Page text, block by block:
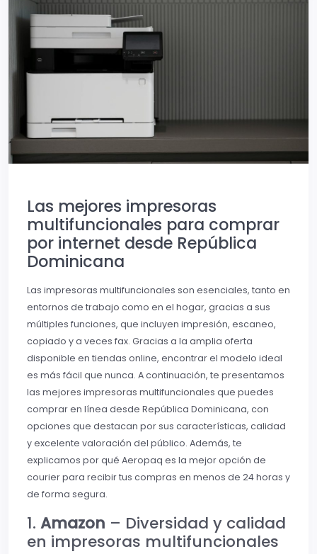
Las mejores impresoras
multifuncionales para comprar
por internet desde República
Dominicana
Las impresoras multifuncionales son esenciales, tanto en
entornos de trabajo como en el hogar, gracias a sus
múltiples funciones, que incluyen impresión, escaneo,
copiado y a veces fax. Gracias a la amplia oferta
disponible en tiendas online, encontrar el modelo ideal
es más fácil que nunca. A continuación, te presentamos
las mejores impresoras multifuncionales que puedes
comprar en línea desde República Dominicana, con
opciones que destacan por sus características, calidad
y excelente valoración del público. Además, te
explicamos por qué Aeropaq es la mejor opción de
courier para recibir tus compras en menos de 24 horas y
de forma segura.
1. Amazon – Diversidad y calidad
en impresoras multifuncionales